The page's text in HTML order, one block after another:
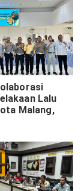
Lalu
Malang,
Optimis